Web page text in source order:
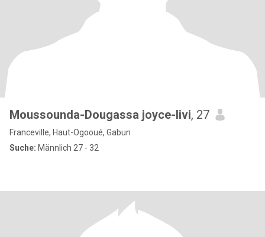
Moussounda-Dougassa joyce-livi, 27
Franceville, Haut-Ogooué, Gabun
Suche: Männlich 27 - 32